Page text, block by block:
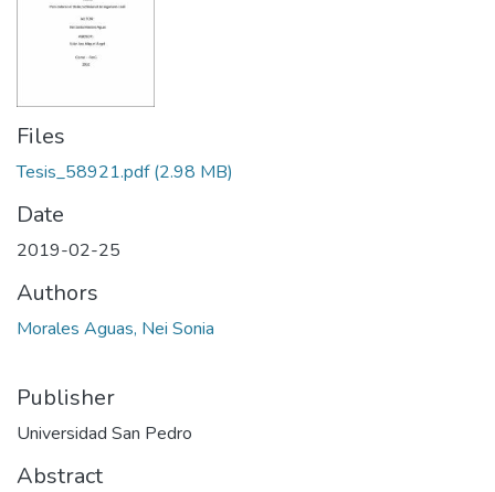
Files
Tesis_58921.pdf(2.98 MB)
Date
2019-02-25
Authors
Morales Aguas, Nei Sonia
Publisher
Universidad San Pedro
Abstract